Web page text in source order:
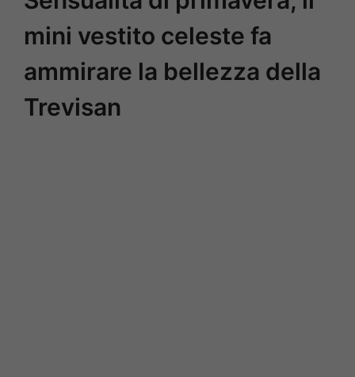
mini vestito celeste fa
ammirare la bellezza della
Trevisan